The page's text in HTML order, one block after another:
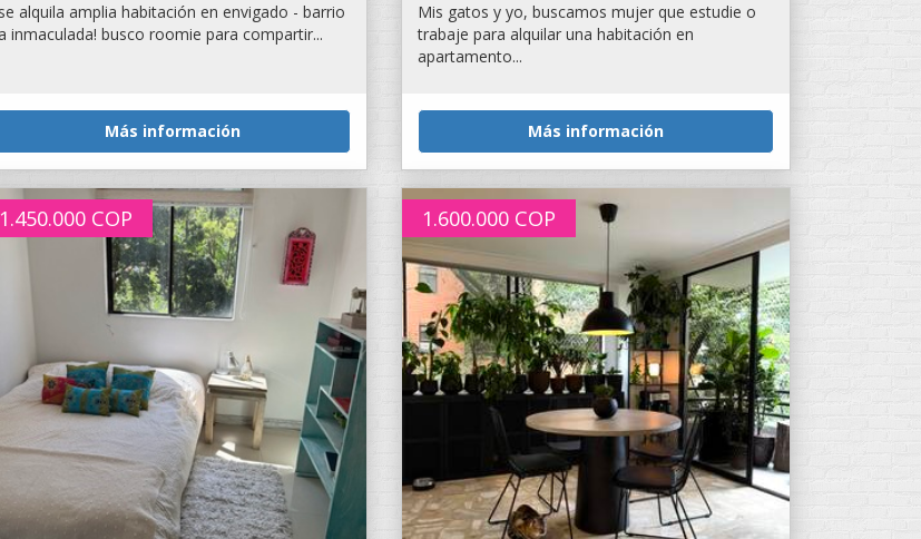
alquila amplia habitación en envigado - barrio
inmaculada! busco roomie para compartir...
Más información
Mis gatos y yo, buscamos mujer que estudie o
trabaje para alquilar una habitación en
apartamento...
Más información
1.450.000 COP 1.600.000 COP